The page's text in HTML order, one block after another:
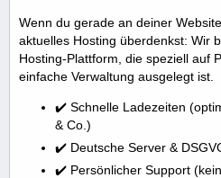
Wenn du gerade an deiner
aktuelles Hosting überdenkst: Wir
Hosting-Plattform, die speziell auf
einfache Verwaltung ausgelegt ist.
✔️ Schnelle Ladezeiten
& Co.)
✔️ Deutsche Server &
✔️ Persönlicher Support